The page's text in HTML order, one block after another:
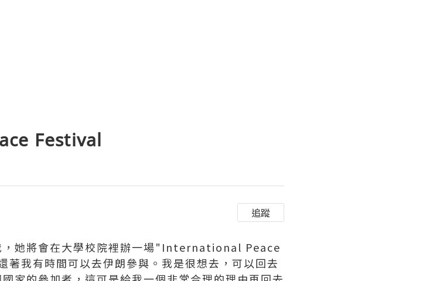
Festival
追蹤
，她將會在大學校院裡辦一場"International Peace
我有時間可以去伊朗參與。我是很想去，可以回去